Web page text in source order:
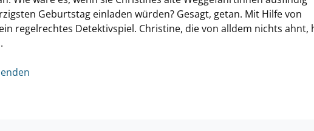
Geburtstag einladen würden? Gesagt, getan. Mit Hilfe von
regelrechtes Detektivspiel. Christine, die von alldem nichts ahnt,